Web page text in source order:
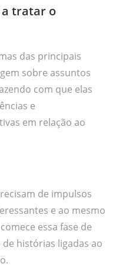
a tratar o
das principais
sobre assuntos
com que elas
e
em relação ao
de impulsos
e ao mesmo
essa fase de
histórias ligadas ao